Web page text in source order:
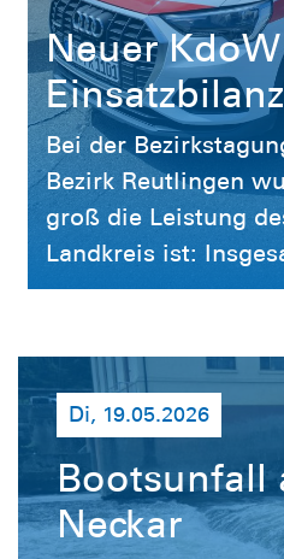
Neuer
Einsatzbilanz
Bei der
Bezirk Reutlingen
groß die Leistung
Landkreis ist:
Stunden wurden im
wesentlicher Anteil
Bereich Einsatz und
1.421 abgenommenen
Stunden in die
bisherige Leiter
Di, 19.05.2026
Bootsunfall
Neckar